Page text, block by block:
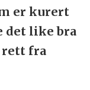
er kurert
det like bra
rett fra